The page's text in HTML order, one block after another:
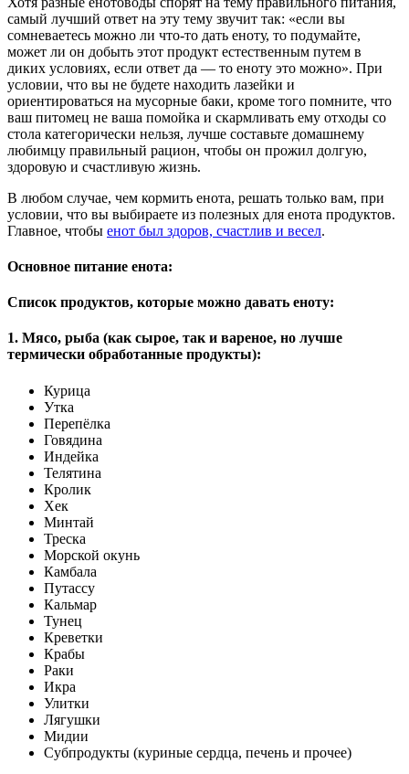
самый лучший ответ на эту тему звучит так: «если вы
сомневаетесь можно ли что-то дать еноту, то подумайте,
может ли он добыть этот продукт естественным путем в
диких условиях, если ответ да — то еноту это можно». При
условии, что вы не будете находить лазейки и
ориентироваться на мусорные баки, кроме того помните, что
ваш питомец не ваша помойка и скармливать ему отходы со
стола категорически нельзя, лучше составьте домашнему
любимцу правильный рацион, чтобы он прожил долгую,
здоровую и счастливую жизнь.
В любом случае, чем кормить енота, решать только вам, при
условии, что вы выбираете из полезных для енота продуктов.
Главное, чтобы енот был здоров, счастлив и весел.
Основное питание енота:
Список продуктов, которые можно давать еноту:
1. Мясо, рыба (как сырое, так и вареное, но лучше
термически обработанные продукты):
Курица
Утка
Перепёлка
Говядина
Индейка
Телятина
Кролик
Хек
Минтай
Треска
Морской окунь
Камбала
Путассу
Кальмар
Тунец
Креветки
Крабы
Раки
Икра
Улитки
Лягушки
Мидии
Субпродукты (куриные сердца, печень и прочее)